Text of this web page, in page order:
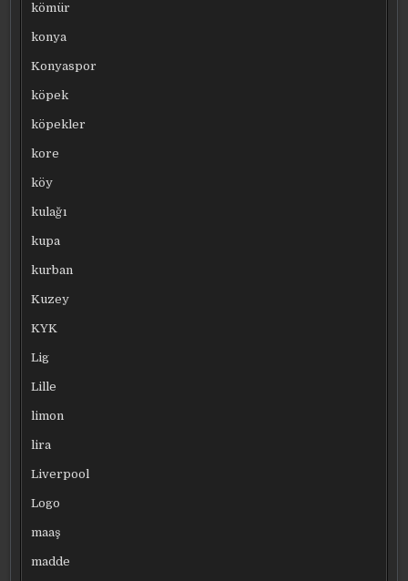
kömür
konya
Konyaspor
köpek
köpekler
kore
köy
kulağı
kupa
kurban
Kuzey
KYK
Lig
Lille
limon
lira
Liverpool
Logo
maaş
madde